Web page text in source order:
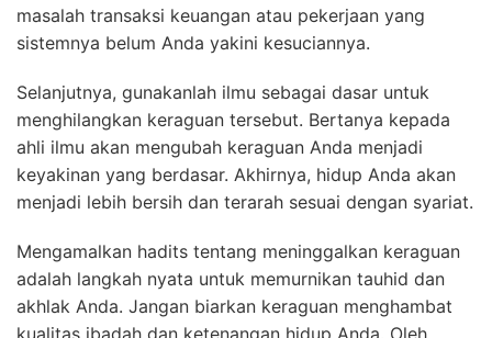
masalah transaksi keuangan atau pekerjaan yang
sistemnya belum Anda yakini kesuciannya.
Selanjutnya, gunakanlah ilmu sebagai dasar untuk
menghilangkan keraguan tersebut. Bertanya kepada
ahli ilmu akan mengubah keraguan Anda menjadi
keyakinan yang berdasar. Akhirnya, hidup Anda akan
menjadi lebih bersih dan terarah sesuai dengan syariat.
Mengamalkan hadits tentang meninggalkan keraguan
adalah langkah nyata untuk memurnikan tauhid dan
akhlak Anda. Jangan biarkan keraguan menghambat
kualitas ibadah dan ketenangan hidup Anda. Oleh